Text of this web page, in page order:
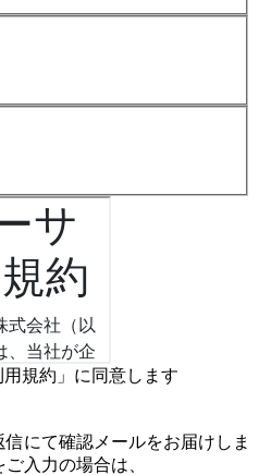
用規約」に同意します
にて確認メールをお届けしま
入力の場合は、